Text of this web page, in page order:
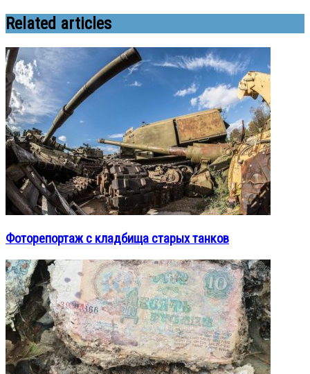
Related articles
Фоторепортаж с кладбища старых танков